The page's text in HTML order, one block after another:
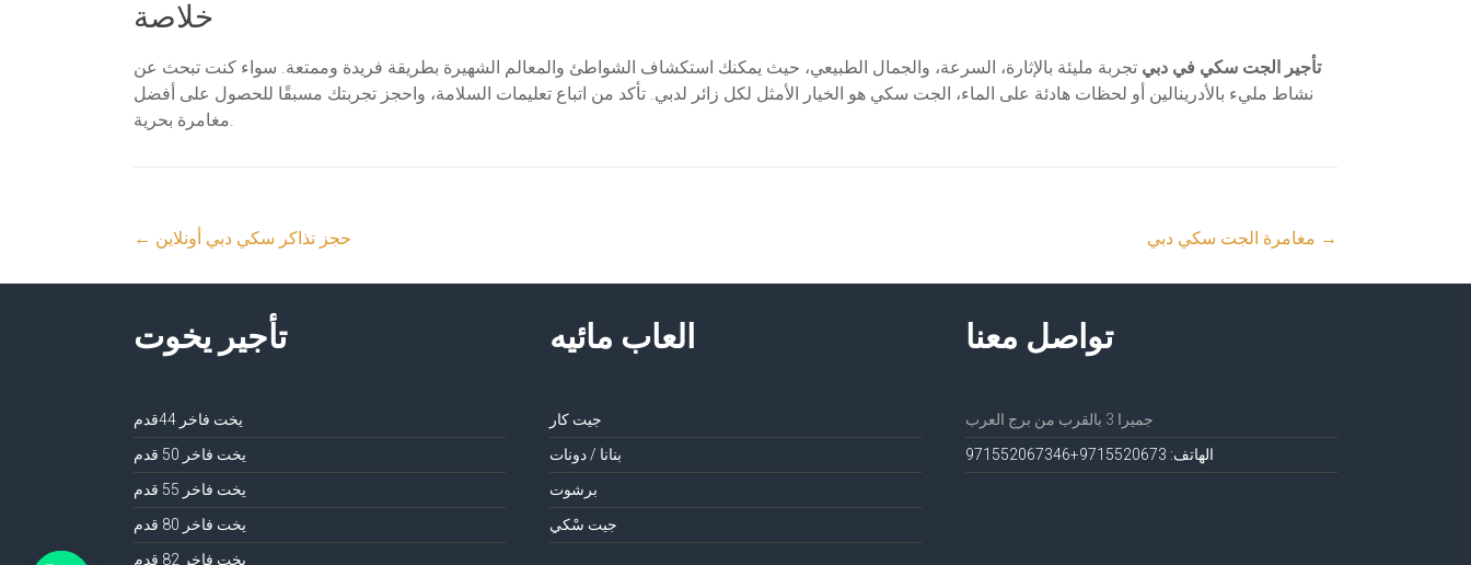
خلاصة
تأجير الجت سكي في دبي تجربة مليئة بالإثارة، السرعة، والجمال الطبيعي، حيث يمكنك استكشاف الشواطئ والمعالم الشهيرة بطريقة فريدة وممتعة. سواء كنت تبحث عن
نشاط مليء بالأدرينالين أو لحظات هادئة على الماء، الجت سكي هو الخيار الأمثل لكل زائر لدبي. تأكد من اتباع تعليمات السلامة، واحجز تجربتك مسبقًا للحصول على أفضل
مغامرة بحرية.
← حجز تذاكر سكي دبي أونلاين →
تأجير يخوت
يخت فاخر 44قدم
يخت فاخر 50 قدم
يخت فاخر 55 قدم
يخت فاخر 80 قدم
يخت فاخر 82 قدم
العاب مائيه
جيت كار
بنانا / دونات
برشوت
جيت سْكي
تواصل معنا
جميرا 3 بالقرب من برج العرب
الهاتف: 971552067 3+971552067346